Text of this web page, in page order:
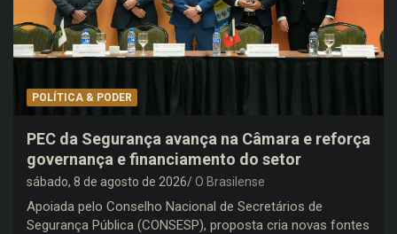
POLÍTICA & PODER
PEC da Segurança avança na Câmara e reforça
governança e financiamento do setor
sábado, 8 de agosto de 2026 O Brasilense
Apoiada pelo Conselho Nacional de Secretários de
Segurança Pública (CONSESP), proposta cria novas fontes